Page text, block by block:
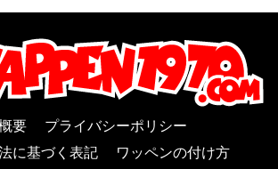
要
プライバシーポリシー
に基づく表記
ワッペンの付け方